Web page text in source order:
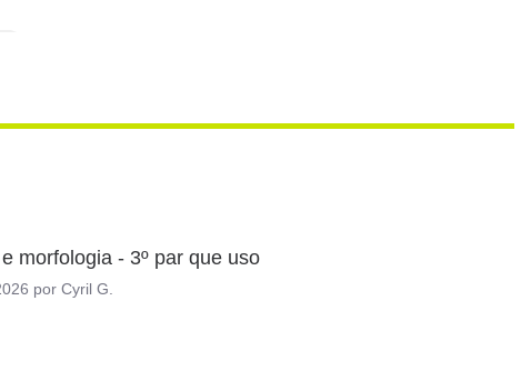
morfologia - 3º par que uso
porCyril G.